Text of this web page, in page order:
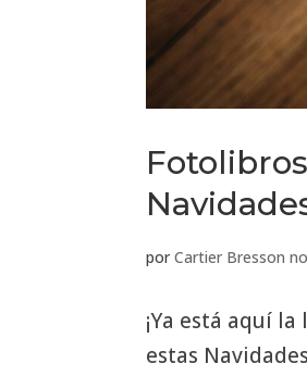
porCartier Bresson
¡Ya está aquí
estas